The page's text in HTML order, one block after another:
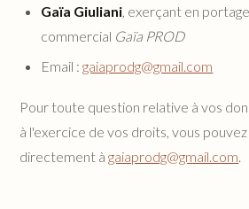
Gaïa Giuliani, exerçant en
commercial Gaïa PROD
Email :gaiaprodg@gmail.com
Pour toute question relative à vos
à l'exercice de vos droits, vous
directement àgaiaprodg@gmail.com.